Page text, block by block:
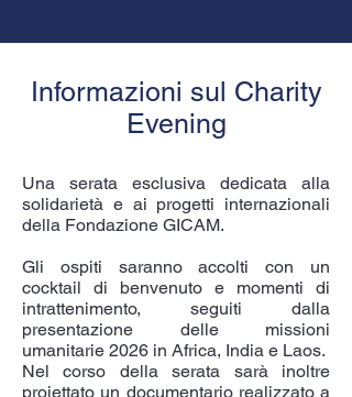
Informazioni sul Charity
Evening
Una serata esclusiva dedicata alla
solidarietà e ai progetti internazionali
della Fondazione GICAM.
Gli ospiti saranno accolti con un
cocktail di benvenuto e momenti di
intrattenimento, seguiti dalla
presentazione delle missioni
umanitarie 2026 in Africa, India e Laos.
Nel corso della serata sarà inoltre
proiettato un documentario realizzato a